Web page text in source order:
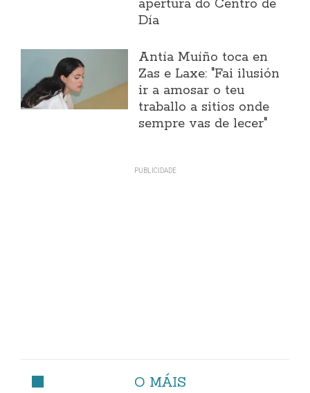
apertura do Centro de
Día
Antía Muíño toca en
Zas e Laxe: "Fai ilusión
ir a amosar o teu
traballo a sitios onde
sempre vas de lecer"
O MÁIS